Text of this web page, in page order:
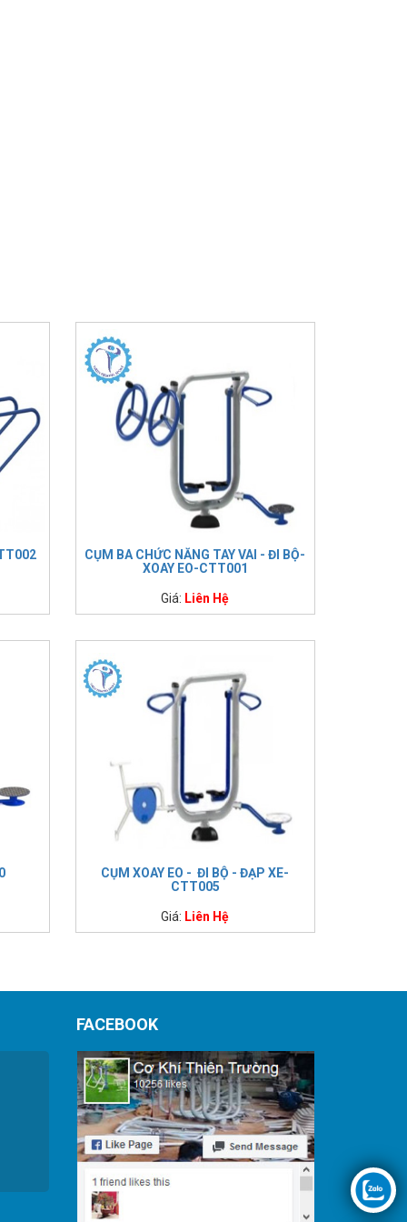
CỤM BA CHỨC NĂNG TAY VAI - ĐI BỘ-
XOAY EO-CTT001
Giá: Liên Hệ
CỤM XOAY EO - ĐI BỘ - ĐẠP XE-
CTT005
Giá: Liên Hệ
FACEBOOK